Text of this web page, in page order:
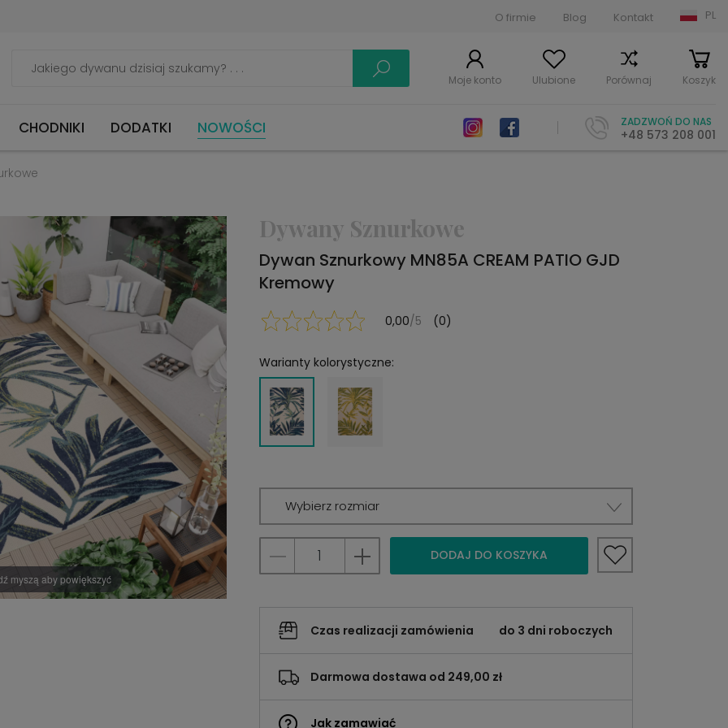
O firmie Blog Kontakt PL
Moje konto Ulubione Porównaj Koszyk
CHODNIKI DODATKI NOWOŚCI ZADZWOŃ DO NAS
+48 573 208 001
myszą aby powiększyć
Dywany Sznurkowe
Dywan Sznurkowy MN85A CREAM PATIO GJD
Kremowy
0,00/5 (0)
Warianty kolorystyczne:
Wybierz rozmiar
DODAJ DO KOSZYKA
Czas realizacji zamówienia do 3 dni roboczych
Darmowa dostawa od 249,00 zł
Jak zamawiać